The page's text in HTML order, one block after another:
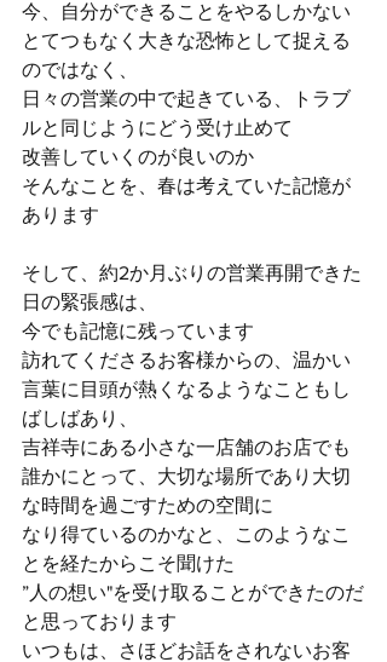
今、自分ができることをやるしかない
とてつもなく大きな恐怖として捉える
のではなく、
日々の営業の中で起きている、トラブ
ルと同じようにどう受け止めて
改善していくのが良いのか
そんなことを、春は考えていた記憶が
あります
そして、約2か月ぶりの営業再開できた
日の緊張感は、
今でも記憶に残っています
訪れてくださるお客様からの、温かい
言葉に目頭が熱くなるようなこともし
ばしばあり、
吉祥寺にある小さな一店舗のお店でも
誰かにとって、大切な場所であり大切
な時間を過ごすための空間に
なり得ているのかなと、このようなこ
とを経たからこそ聞けた
”人の想い"を受け取ることができたのだ
と思っております
いつもは、さほどお話をされないお客